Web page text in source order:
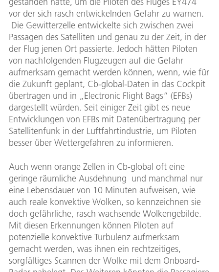
vor der sich rasch entwickelnden Gefahr zu warnen.
Die Gewitterzelle entwickelte sich zwischen zwei
Passagen des Satelliten und genau zu der Zeit, in der
der Flug jenen Ort passierte. Jedoch hätten Piloten
von nachfolgenden Flugzeugen auf die Gefahr
aufmerksam gemacht werden können, wenn, wie für
die Zukunft geplant, Cb-global-Daten in das Cockpit
übertragen und in „Electronic Flight Bags“ (EFBs)
dargestellt würden. Seit einiger Zeit gibt es neue
Entwicklungen von EFBs mit Datenübertragung per
Satellitenfunk in der Luftfahrtindustrie, um Piloten
besser über Wettergefahren zu informieren.
Auch wenn orange Zellen in Cb-global oft eine
geringe räumliche Ausdehnung und manchmal nur
eine Lebensdauer von 10 Minuten aufweisen, wie
auch reale konvektive Wolken, so kennzeichnen sie
doch gefährliche, rasch wachsende Wolkengebilde.
Mit diesen Erkennungen können Piloten auf
potenzielle konvektive Turbulenz aufmerksam
gemacht werden, was ihnen ein rechtzeitiges,
sorgfältiges Scannen der Wolke mit dem Onboard-